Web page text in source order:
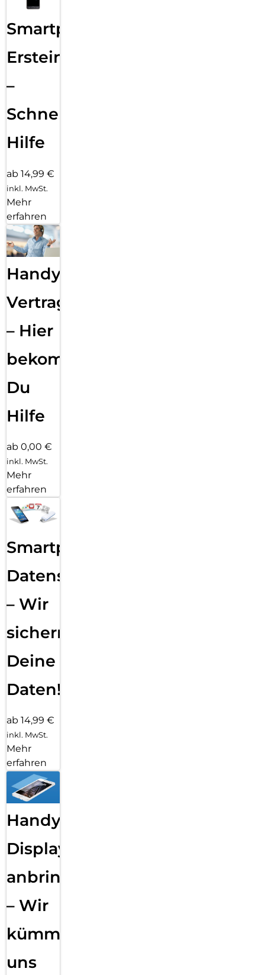
Smartphone
Ersteinrichtung
–
Schnelle
Hilfe
ab 14,99 €
inkl. MwSt.
Mehr
erfahren
Handy
Vertragsabwicklung
– Hier
bekommst
Du
Hilfe
ab 0,00 €
inkl. MwSt.
Mehr
erfahren
Smartphone
Datensicherung
– Wir
sichern
Deine
Daten!
ab 14,99 €
inkl. MwSt.
Mehr
erfahren
Handy
Displayfolie
anbringen
– Wir
kümmern
uns